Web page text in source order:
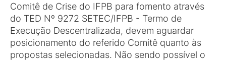
Comitê de Crise do IFPB para fomento através
do TED Nº 9272 SETEC/IFPB - Termo de
Execução Descentralizada, devem aguardar
posicionamento do referido Comitê quanto às
propostas selecionadas. Não sendo possível o